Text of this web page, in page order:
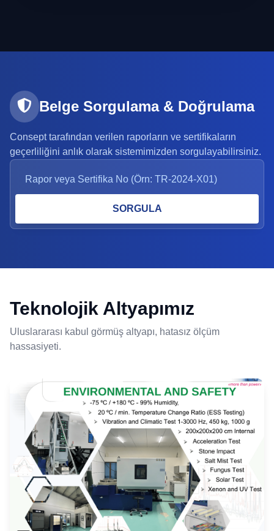
Belge Sorgulama & Doğrulama
Consept tarafından verilen raporların ve sertifikaların
geçerliliğini anlık olarak sistemimizden sorgulayabilirsiniz.
SORGULA
Teknolojik Altyapımız
Uluslararası kabul görmüş altyapı, hatasız ölçüm
hassasiyeti.